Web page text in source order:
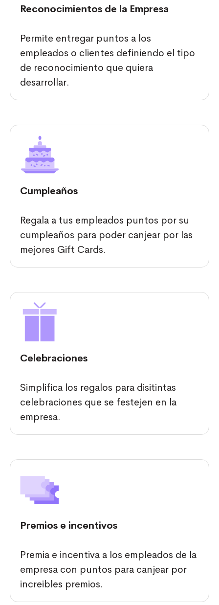
Reconocimientos de la Empresa
Permite entregar puntos a los
empleados o clientes definiendo el tipo
de reconocimiento que quiera
desarrollar.
Cumpleaños
Regala a tus empleados puntos por su
cumpleaños para poder canjear por las
mejores Gift Cards.
Celebraciones
Simplifica los regalos para disitintas
celebraciones que se festejen en la
empresa.
Premios e incentivos
Premia e incentiva a los empleados de la
empresa con puntos para canjear por
increibles premios.